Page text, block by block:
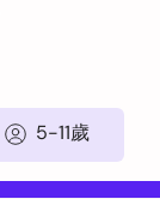
5-11歲